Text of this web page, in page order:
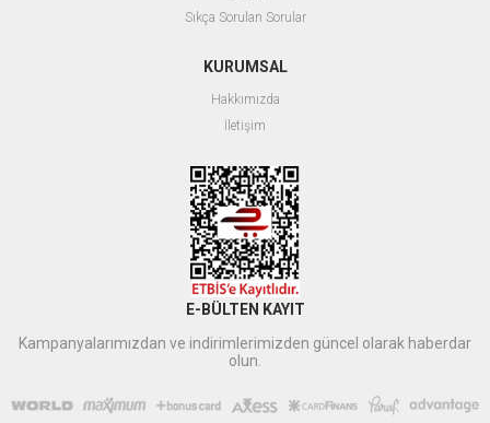
Sıkça Sorulan Sorular
KURUMSAL
Hakkımızda
İletişim
E-BÜLTEN KAYIT
Kampanyalarımızdan ve indirimlerimizden güncel olarak haberdar
olun.